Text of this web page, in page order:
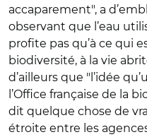
accaparement", a
observant que l’eau
profite pas qu’à ce qui
biodiversité, à la vie
d’ailleurs que "l’idée
l’Office française de la
dit quelque chose de
étroite entre les